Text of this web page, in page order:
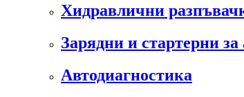
Хидравлични
Зарядни и стартерни
Автодиагностика